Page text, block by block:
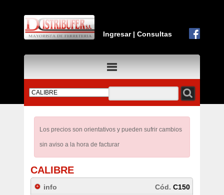
Ingresar|Consultas
Los precios son orientativos y pueden sufrir cambios
sin aviso a la hora de facturar
CALIBRE
info Cód.C150